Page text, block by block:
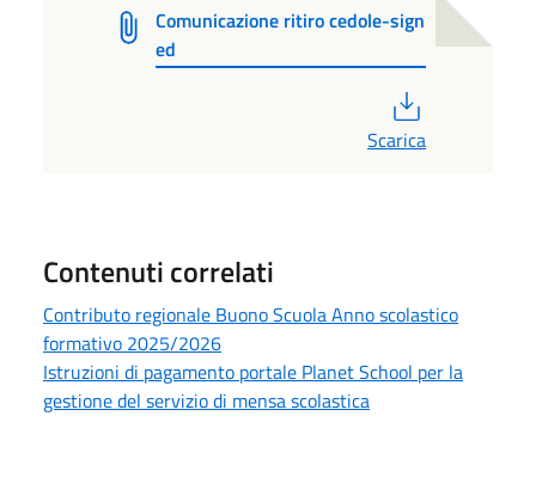
Comunicazione ritiro cedole-sign
ed
Scarica
Contenuti correlati
Contributo regionale Buono Scuola Anno scolastico
formativo 2025/2026
Istruzioni di pagamento portale Planet School per la
gestione del servizio di mensa scolastica